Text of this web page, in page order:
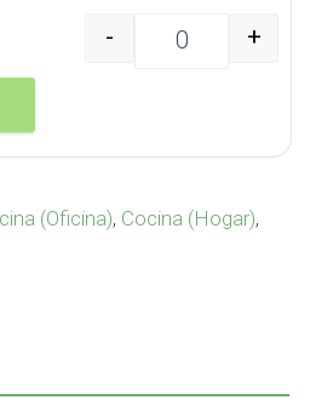
Paño en Microfibra
- +
(Oficina), Cocina (Hogar),